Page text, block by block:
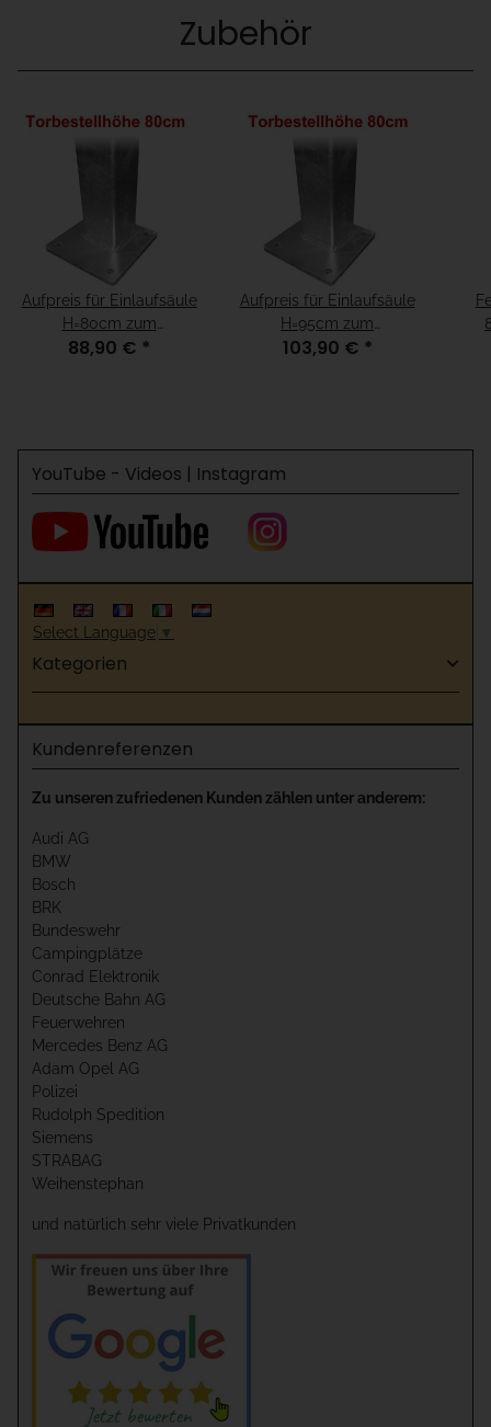
Zubehör
Aufpreis für Einlaufsäule
H=80cm zum
Aufschrauben für
88,90 € *
Aufpreis für Einlaufsäule
H=95cm zum
Aufschrauben für
103,90 € *
YouTube - Videos | Instagram
Select Language ▼
Kategorien
Kundenreferenzen
Zu unseren zufriedenen Kunden zählen unter anderem:
Audi AG
BMW
Bosch
BRK
Bundeswehr
Campingplätze
Conrad Elektronik
Deutsche Bahn AG
Feuerwehren
Mercedes Benz AG
Adam Opel AG
Polizei
Rudolph Spedition
Siemens
STRABAG
Weihenstephan
und natürlich sehr viele Privatkunden